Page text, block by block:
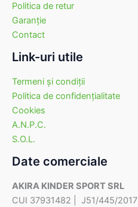
Politica de retur
Garanţie
Contact
Link-uri utile
Termeni şi condiţii
Politica de confidenţialitate
Cookies
A.N.P.C.
S.O.L.
Date comerciale
AKIRA KINDER SPORT SRL
CUI 37931482 | J51/445/2017